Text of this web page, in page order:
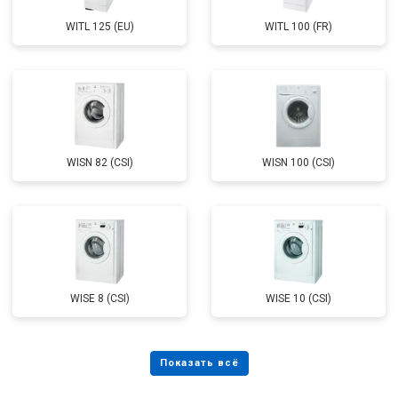
WITL 125 (EU) WITL 100 (FR)
WISN 82 (CSI) WISN 100 (CSI)
WISE 8 (CSI) WISE 10 (CSI)